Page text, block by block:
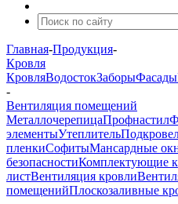
Главная-Продукция-
Кровля
КровляВодостокЗаборыФасады
-
Вентиляция помещений
МеталлочерепицаПрофнастил
элементыУтеплитель
пленкиСофитыМансардные
безопасностиКомплектующие
листВентиляция кровли
помещенийПлоскозаливные